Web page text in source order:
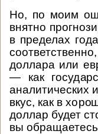
Но, по моим
внятно
в пределах
доллара или
— как
аналитических
вкус, как в
доллар будет
вы